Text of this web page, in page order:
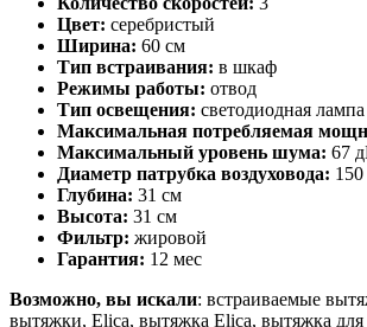
Цвет: серебристый
Ширина: 60 см
Тип встраивания: в шкаф
Режимы работы: отвод
Тип освещения: светодиодная лампа
Максимальная потребляемая
Максимальный уровень шума: 67
Диаметр патрубка воздуховода:
Глубина: 31 см
Высота: 31 см
Фильтр: жировой
Гарантия: 12 мес
Возможно, вы искали: встраиваемые
вытяжки, Elica, вытяжка Elica, вытяжка